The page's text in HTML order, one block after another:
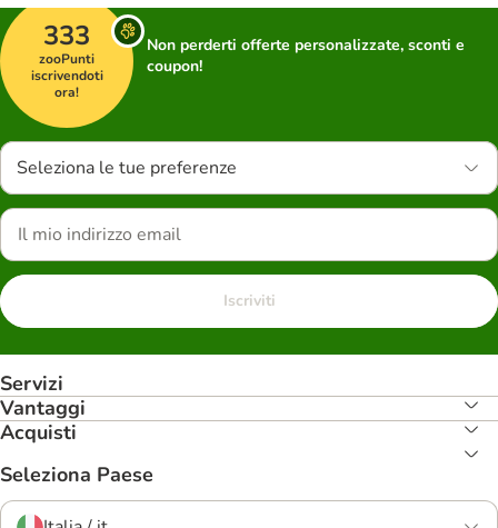
333
zooPunti
iscrivendoti
ora!
Non perderti offerte personalizzate, sconti e
coupon!
Seleziona le tue preferenze
Iscriviti
Servizi
Vantaggi
Acquisti
Seleziona Paese